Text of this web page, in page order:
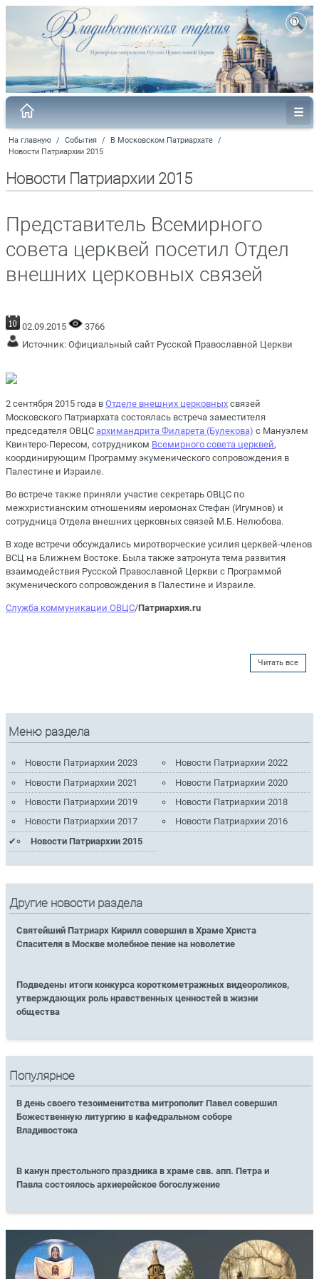
На главную / События / В Московском Патриархате /
Новости Патриархии 2015
Новости Патриархии 2015
Представитель Всемирного
совета церквей посетил Отдел
внешних церковных связей
02.09.2015
3766
Источник: Официальный сайт Русской Православной Церкви
2 сентября 2015 года в Отделе внешних церковных связей
Московского Патриархата состоялась встреча заместителя
председателя ОВЦС архимандрита Филарета (Булекова) с Мануэлем
Квинтеро-Пересом, сотрудником Всемирного совета церквей,
координирующим Программу экуменического сопровождения в
Палестине и Израиле.
Во встрече также приняли участие секретарь ОВЦС по
межхристианским отношениям иеромонах Стефан (Игумнов) и
сотрудница Отдела внешних церковных связей М.Б. Нелюбова.
В ходе встречи обсуждались миротворческие усилия церквей-членов
ВСЦ на Ближнем Востоке. Была также затронута тема развития
взаимодействия Русской Православной Церкви с Программой
экуменического сопровождения в Палестине и Израиле.
Служба коммуникации ОВЦС/Патриархия.ru
Читать все
Меню раздела
Новости Патриархии 2023
Новости Патриархии 2022
Новости Патриархии 2021
Новости Патриархии 2020
Новости Патриархии 2019
Новости Патриархии 2018
Новости Патриархии 2017
Новости Патриархии 2016
Новости Патриархии 2015
Другие новости раздела
Святейший Патриарх Кирилл совершил в Храме Христа
Спасителя в Москве молебное пение на новолетие
Подведены итоги конкурса короткометражных видеороликов,
утверждающих роль нравственных ценностей в жизни
общества
Популярное
В день своего тезоименитства митрополит Павел совершил
Божественную литургию в кафедральном соборе
Владивостока
В канун престольного праздника в храме свв. апп. Петра и
Павла состоялось архиерейское богослужение